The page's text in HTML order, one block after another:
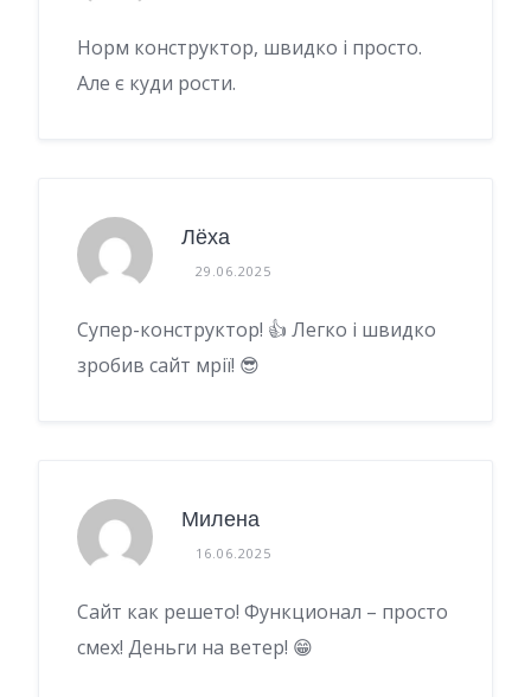
Норм конструктор, швидко і просто.
Але є куди рости.
Лёха
29.06.2025
Супер-конструктор! 👍 Легко і швидко
зробив сайт мрії! 😎
Милена
16.06.2025
Сайт как решето! Функционал – просто
смех! Деньги на ветер! 😁